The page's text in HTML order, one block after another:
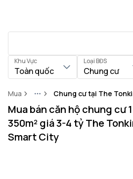
Khu Vực
Toàn quốc
Loại BĐS
Chung cư
Mua MoreChung cư tại The
Mua bán căn hộ chung cư
350m² giá 3-4 tỷ The
Smart City